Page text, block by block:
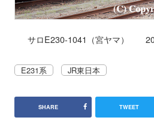
サロE230-1041（宮ヤマ）
E231系 JR東日本
SHARE TWEET